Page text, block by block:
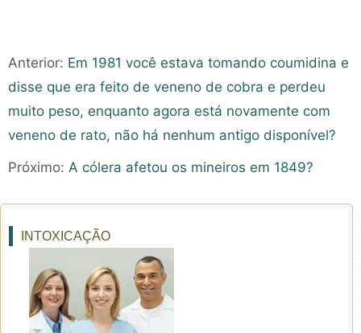
Anterior: Em 1981 você estava tomando coumidina e
disse que era feito de veneno de cobra e perdeu
muito peso, enquanto agora está novamente com
veneno de rato, não há nenhum antigo disponível?
Próximo: A cólera afetou os mineiros em 1849?
INTOXICAÇÃO